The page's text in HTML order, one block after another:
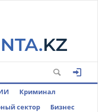
Криминал
сектор
Бизнес